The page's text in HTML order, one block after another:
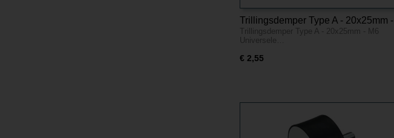
Trillingsdemper Type A - 20x25mm -
M6
Trillingsdemper Type A - 20x25mm - M6
Universele…
€ 2,55